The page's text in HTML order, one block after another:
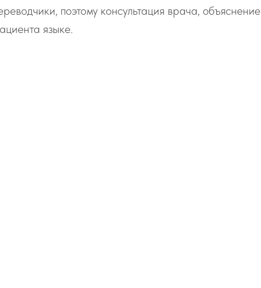
поэтому консультация врача, объяснение
языке.